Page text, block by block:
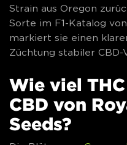
Strain aus Oregon
Sorte im F1-Katalog
markiert sie einen
Züchtung stabiler CBD-
Wie viel
CBD von
Seeds?